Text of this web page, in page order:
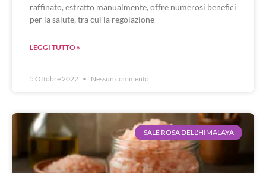
raffinato, estratto manualmente, offre numerosi benefici
per la salute, tra cui la regolazione
LEGGI TUTTO »
5 Ottobre 2022 Nessun commento
SALE ROSA DELL'HIMALAYA